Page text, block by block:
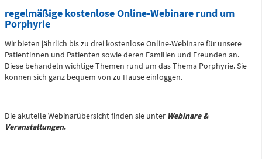
0173 - 566
6514
Bereitschaftspraxis der KVS
AllgemeinmedizinischerBehandlungsbereich
Chirurgischer
regelmäßige kostenlose Online-Webinare rund um
Porphyrie
Wir bieten jährlich bis zu drei kostenlose Online-Webinare für unsere
Patientinnen und Patienten sowie deren Familien und Freunden an.
Diese behandeln wichtige Themen rund um das Thema Porphyrie. Sie
können sich ganz bequem von zu Hause einloggen.
Die akutelle Webinarübersicht finden sie unter Webinare &
Veranstaltungen.